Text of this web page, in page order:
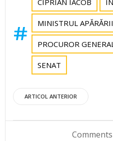
CIPRIAN IACOB
MINISTRUL
PROCUROR
SENAT
Post
navigation
ARTICOL ANTERIOR